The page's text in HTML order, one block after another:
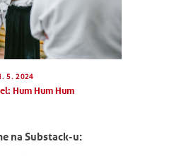
5. 2024
Hum Hum Hum
na Substack-u: